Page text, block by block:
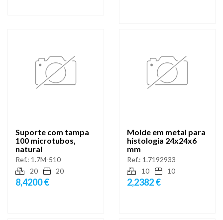
Suporte com tampa
100 microtubos,
natural
Ref.: 1.7M-510
20
20
8,4200 €
Molde em metal para
histologia 24x24x6
mm
Ref.: 1.7192933
10
10
2,2382 €